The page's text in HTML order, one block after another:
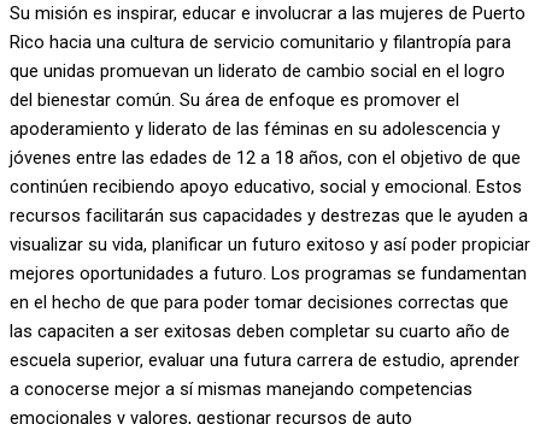
Su misión es inspirar, educar e involucrar a las mujeres de Puerto
Rico hacia una cultura de servicio comunitario y filantropía para
que unidas promuevan un liderato de cambio social en el logro
del bienestar común. Su área de enfoque es promover el
apoderamiento y liderato de las féminas en su adolescencia y
jóvenes entre las edades de 12 a 18 años, con el objetivo de que
continúen recibiendo apoyo educativo, social y emocional. Estos
recursos facilitarán sus capacidades y destrezas que le ayuden a
visualizar su vida, planificar un futuro exitoso y así poder propiciar
mejores oportunidades a futuro. Los programas se fundamentan
en el hecho de que para poder tomar decisiones correctas que
las capaciten a ser exitosas deben completar su cuarto año de
escuela superior, evaluar una futura carrera de estudio, aprender
a conocerse mejor a sí mismas manejando competencias
emocionales y valores, gestionar recursos de auto